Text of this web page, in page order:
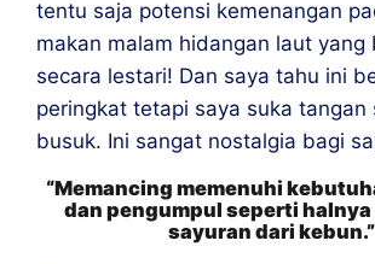
tentu saja potensi kemenangan
makan malam hidangan laut yang
secara lestari! Dan saya tahu ini
peringkat tetapi saya suka tangan
busuk. Ini sangat nostalgia bagi
“Memancing memenuhi
dan pengumpul seperti halnya
sayuran dari kebun.”